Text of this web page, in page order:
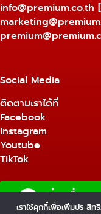
info@premium.co.th
Social Media
ติดตามเราได้ที่
Facebook
Instagram
Youtube
TikTok
เราใช้คุกกี้เพื่อเพิ่มประสิ